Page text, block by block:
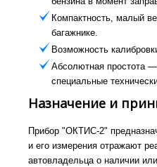
Компактность, малый
багажнике.
Возможность
Абсолютная простота
специальные
Назначение и
Прибор "ОКТИС-2"
и его измерения отражают
автовладельца о наличии